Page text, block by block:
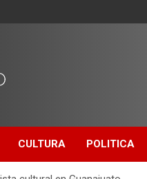
CULTURA POLITICA